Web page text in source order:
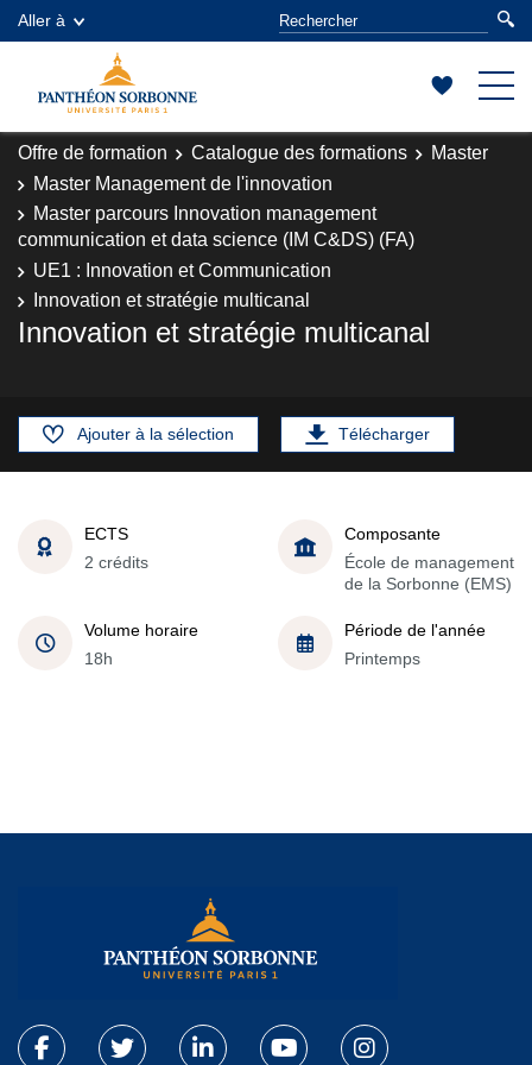
Aller à
Offre de formation Catalogue des formations
Master
Master Management de l'innovation
Master parcours Innovation management
communication et data science (IM C&DS) (FA)
UE1 : Innovation et Communication
Innovation et stratégie multicanal
Innovation et stratégie multicanal
Ajouter à la sélection Télécharger
ECTS
2 crédits
Composante
École de management
de la Sorbonne (EMS)
Volume horaire
18h
Période de l'année
Printemps